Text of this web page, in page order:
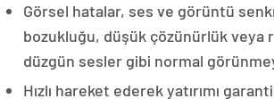
Görsel hatalar, ses ve görüntü
bozukluğu, düşük çözünürlük veya
düzgün sesler gibi normal
Hızlı hareket ederek yatırımı